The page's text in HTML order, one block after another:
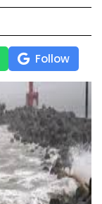
Follow